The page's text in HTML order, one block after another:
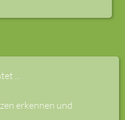
...
erkennen und